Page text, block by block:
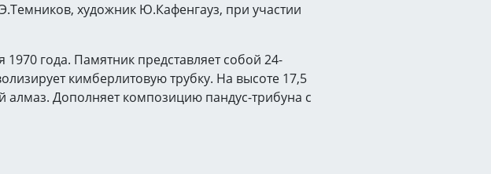
художник Ю.Кафенгауз, при участии
года. Памятник представляет собой 24-
кимберлитовую трубку. На высоте 17,5
Дополняет композицию пандус-трибуна с